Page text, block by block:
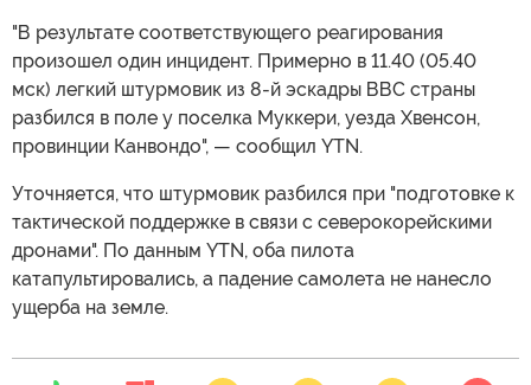
"В результате соответствующего реагирования
произошел один инцидент. Примерно в 11.40 (05.40
мск) легкий штурмовик из 8-й эскадры ВВС страны
разбился в поле у поселка Муккери, уезда Хвенсон,
провинции Канвондо", — сообщил YTN.
Уточняется, что штурмовик разбился при "подготовке к
тактической поддержке в связи с северокорейскими
дронами". По данным YTN, оба пилота
катапультировались, а падение самолета не нанесло
ущерба на земле.